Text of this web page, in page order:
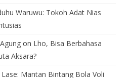
Waruwu: Tokoh Adat Nias
on Lho, Bisa Berbahasa
Aksara?
Lase: Mantan Bintang Bola Voli